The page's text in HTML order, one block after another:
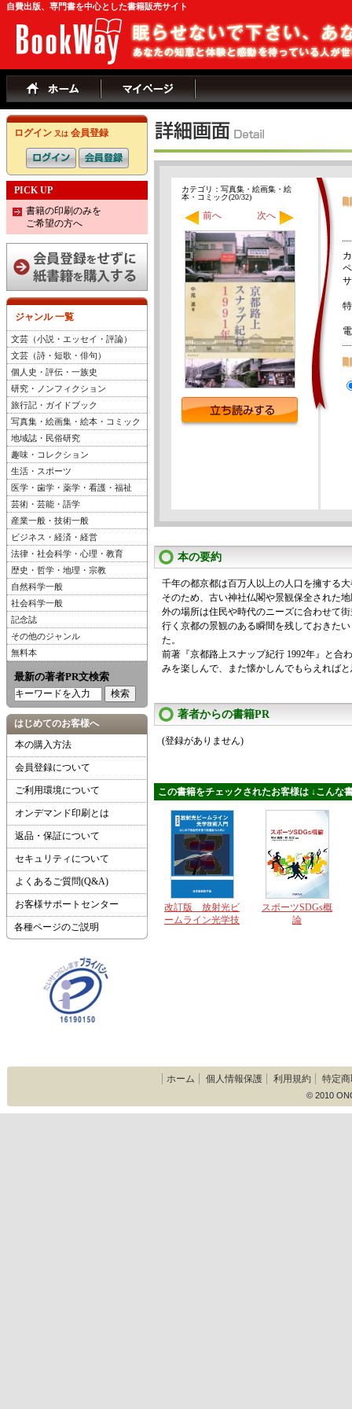
自費出版、専門書を中心とした書籍販売サイト
ログイン 又は 会員登録
PICK UP
書籍の印刷のみを
ご希望の方へ
ジャンル 一覧
文芸（小説・エッセイ・評論）
文芸（詩・短歌・俳句）
個人史・評伝・一族史
研究・ノンフィクション
旅行記・ガイドブック
写真集・絵画集・絵本・コミック
地域誌・民俗研究
趣味・コレクション
生活・スポーツ
医学・歯学・薬学・看護・福祉
芸術・芸能・語学
産業一般・技術一般
ビジネス・経済・経営
法律・社会科学・心理・教育
歴史・哲学・地理・宗教
自然科学一般
社会科学一般
記念誌
その他のジャンル
無料本
最新の著者PR文検索
はじめてのお客様へ
本の購入方法
会員登録について
ご利用環境について
オンデマンド印刷とは
返品・保証について
セキュリティについて
よくあるご質問(Q&A)
お客様サポートセンター
各種ページのご説明
カテゴリ：写真集・絵画集・絵
本・コミック(20/32)
前へ 次へ
本の要約
千年の都京都は百万人以上の人口を擁する
そのため、古い神社仏閣や景観保全された
外の場所は住民や時代のニーズに合わせて
行く京都の景観のある瞬間を残しておきた
た。
前著『京都路上スナップ紀行 1992年』と合
みを楽しんで、また懐かしんでもらえれば
著者からの書籍PR
(登録がありません)
この書籍をチェックされたお客様は ↓こんな
改訂版 放射光ビ
ームライン光学技
スポーツSDGs概
論
ホーム 個人情報保護 利用規約 特定
© 2010